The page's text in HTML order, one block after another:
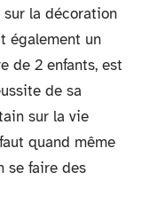
la décoration
également un
de 2 enfants, est
de sa
sur la vie
quand même
se faire des